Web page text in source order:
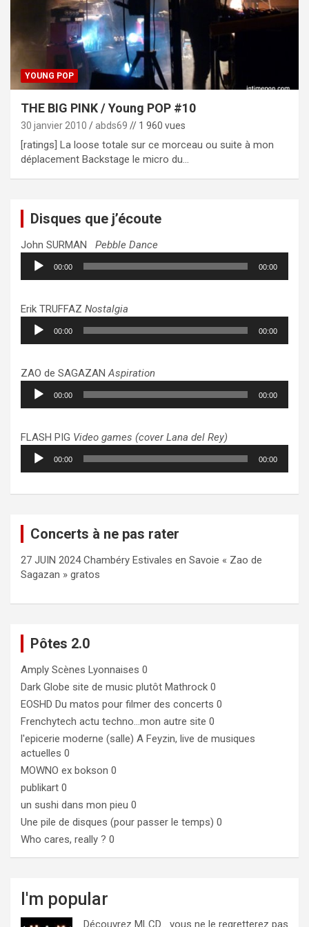
YOUNG POP
THE BIG PINK / Young POP #10
30 janvier 2010 abds69 // 1 960 vues
[ratings] La loose totale sur ce morceau ou suite à mon
déplacement Backstage le micro du…
Disques que j’écoute
John SURMAN Pebble Dance
Lecteur
audio
00:00 00:00
Erik TRUFFAZ Nostalgia
Lecteur
audio
00:00 00:00
ZAO de SAGAZANAspiration
Lecteur
audio
00:00 00:00
FLASH PIG Video games (cover Lana del Rey)
Lecteur
audio
00:00 00:00
Concerts à ne pas rater
27 JUIN 2024 Chambéry Estivales en Savoie « Zao de
Sagazan » gratos
Pôtes 2.0
Amply Scènes Lyonnaises 0
Dark Globe site de music plutôt Mathrock 0
EOSHD Du matos pour filmer des concerts 0
Frenchytech actu techno…mon autre site 0
l'epicerie moderne (salle) A Feyzin, live de musiques
actuelles 0
MOWNO ex bokson 0
publikart 0
un sushi dans mon pieu 0
Une pile de disques (pour passer le temps) 0
Who cares, really ? 0
I'm popular
Découvrez MLCD… vous ne le regretterez pas